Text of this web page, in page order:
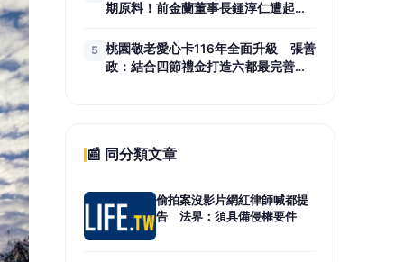
期原料！前金蘭董事長鍾淳仁遭起
元犯罪所得
5 桃園敬老愛心卡116年全面升級 張善
政：結合四節禮金打造六都最完善長
📰 同分類文章
偷拍案沒影片網紅律師喊都提
告 法界：須具備侵權要件